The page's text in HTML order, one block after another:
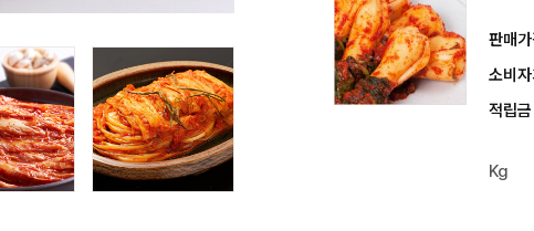
판매
소비
적립금
Kg